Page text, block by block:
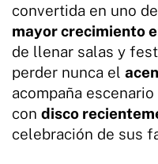
convertida en uno
mayor crecimiento
de llenar salas y
perder nunca el
acompaña
con disco
celebración de sus